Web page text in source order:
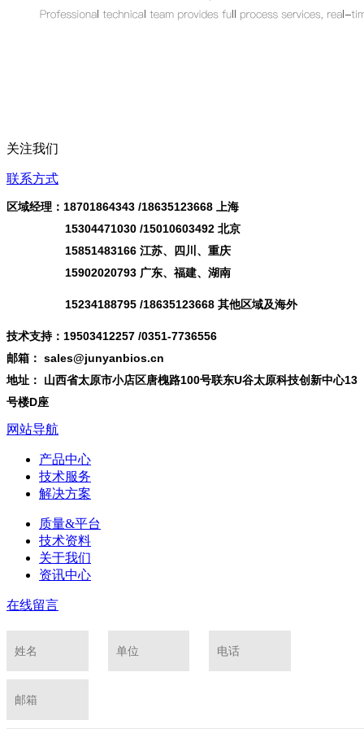
关注我们
联系方式
区域经理：18701864343 /18635123668 上海
15304471030 /15010603492 北京
15851483166 江苏、四川、重庆
15902020793 广东、福建、湖南
15234188795 /18635123668 其他区域及海外
技术支持：19503412257 /0351-7736556
邮箱： sales@junyanbios.cn
地址： 山西省太原市小店区唐槐路100号联东U谷太原科技创新中心13
号楼D座
网站导航
产品中心
技术服务
解决方案
质量&平台
技术资料
关于我们
资讯中心
在线留言